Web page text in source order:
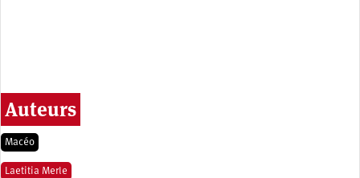
Auteurs
Macéo
Laetitia Merle